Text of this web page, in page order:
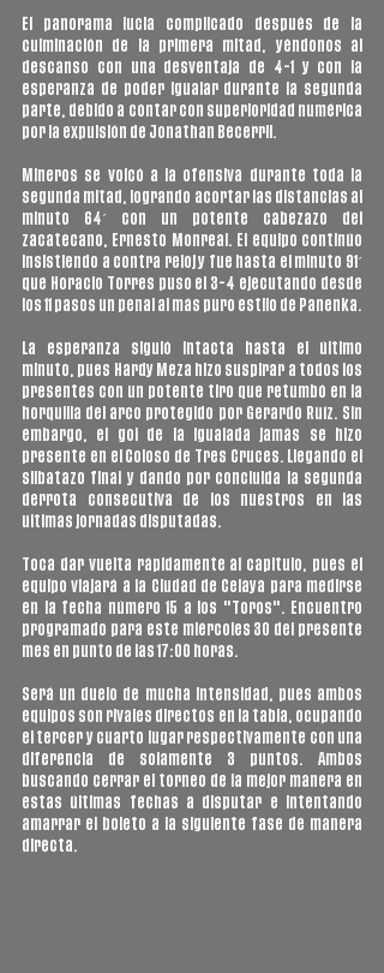
El panorama lucia complicado después de la
culminación de la primera mitad, yéndonos al
descanso con una desventaja de 4-1 y con la
esperanza de poder igualar durante la segunda
parte, debido a contar con superioridad numérica
por la expulsión de Jonathan Becerril.
Mineros se volcó a la ofensiva durante toda la
segunda mitad, logrando acortar las distancias al
minuto 64´ con un potente cabezazo del
zacatecano, Ernesto Monreal. El equipo continúo
insistiendo a contra reloj y fue hasta el minuto 91´
que Horacio Torres puso el 3-4 ejecutando desde
La esperanza siguió intacta hasta el último
minuto, pues Hardy Meza hizo suspirar a todos los
presentes con un potente tiro que retumbó en la
horquilla del arco protegido por Gerardo Ruíz. Sin
embargo, el gol de la igualada jamás se hizo
presente en el Coloso de Tres Cruces. Llegando el
silbatazo final y dando por concluida la segunda
derrota consecutiva de los nuestros en las
ultimas jornadas disputadas.
Toca dar vuelta rápidamente al capitulo, pues el
equipo viajará a la Ciudad de Celaya para medirse
en la fecha número 15 a los "Toros". Encuentro
programado para este miércoles 30 del presente
mes en punto de las 17:00 horas.
Será un duelo de mucha intensidad, pues ambos
equipos son rivales directos en la tabla, ocupando
el tercer y cuarto lugar respectivamente con una
diferencia de solamente 3 puntos. Ambos
buscando cerrar el torneo de la mejor manera en
estas últimas fechas a disputar e intentando
amarrar el boleto a la siguiente fase de manera
directa.